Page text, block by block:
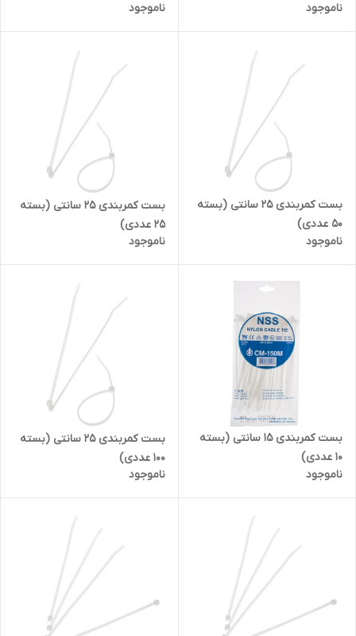
ناموجود
ناموجود
بست کمربندی 25 سانتی (بسته
50 عددی)
ناموجود
بست کمربندی 25 سانتی (بسته
25 عددی)
ناموجود
بست کمربندی 15 سانتی (بسته
10 عددی)
ناموجود
بست کمربندی 25 سانتی (بسته
۱۰۰ عددی)
ناموجود